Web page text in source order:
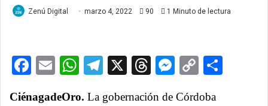
Zenú Digital marzo 4, 2022 90 1 Minuto de lectura
Facebook
EmailWhatsApp
Telegram
X ThreadsCopy
CiénagadeOro. La gobernación de Córdoba